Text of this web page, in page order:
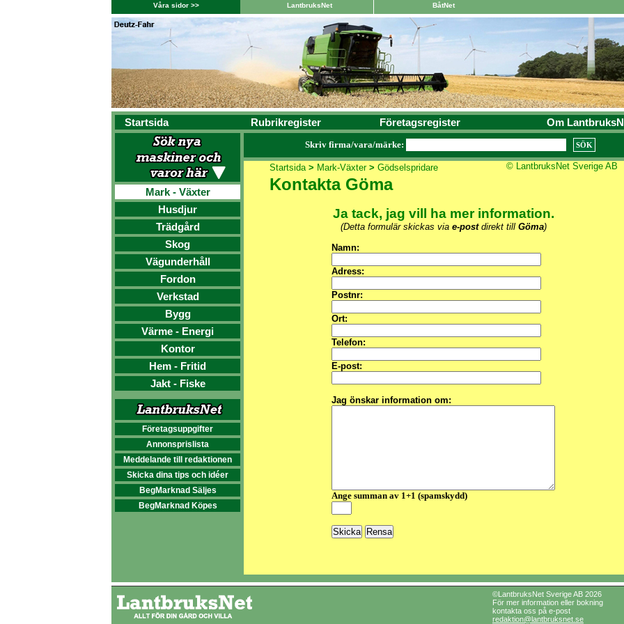
Våra sidor >> LantbruksNet BåtNet
Startsida Rubrikregister Företagsregister Om
Mark - Växter
Husdjur
Trädgård
Skog
Vägunderhåll
Fordon
Verkstad
Bygg
Värme - Energi
Kontor
Hem - Fritid
Jakt - Fiske
Företagsuppgifter
Annonsprislista
Meddelande till redaktionen
Skicka dina tips och idéer
BegMarknad Säljes
BegMarknad Köpes
Skriv firma/vara/märke:
Startsida> Mark-Växter> Gödselspridare © LantbruksNet Sverige AB
Kontakta Göma
Ja tack, jag vill ha mer information.
(Detta formulär skickas via e-postdirekt till Göma)
Namn:
Adress:
Postnr:
Ort:
Telefon:
E-post:
Jag önskar information om:
Ange summan av 1+1 (spamskydd)
©LantbruksNet Sverige AB 2026
För mer information eller bokning
kontakta oss på e-post
redaktion@lantbruksnet.se